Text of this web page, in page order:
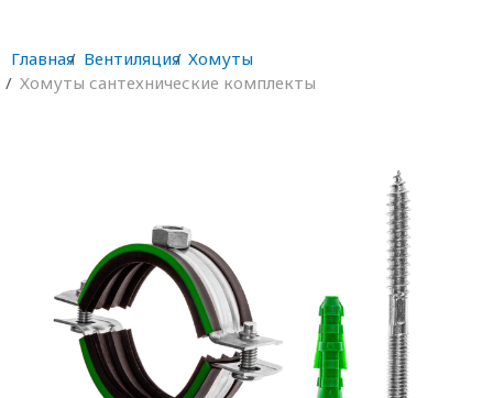
Главная Вентиляция Хомуты
Хомуты сантехнические комплекты